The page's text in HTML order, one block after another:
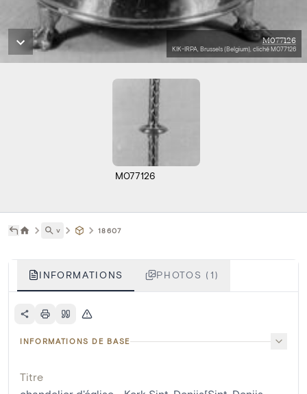
M077126
KIK-IRPA, Brussels (Belgium), cliché M077126
M077126
˅ 18607
INFORMATIONS PHOTOS (1)
INFORMATIONS DE BASE
Titre